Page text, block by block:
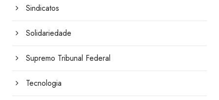
Sindicatos
Solidariedade
Supremo Tribunal Federal
Tecnologia